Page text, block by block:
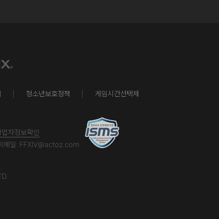
청소년보호정책 게임시간선택제
업자정보확인
메일: FFXIV@actoz.com